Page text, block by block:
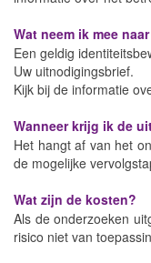
Wat neem ik mee
Een geldig
Uw uitnodigingsbrief.
Kijk bij de informatie
Wanneer krijg ik de
Het hangt af van het
de mogelijke
Wat zijn de kosten?
Als de onderzoeken
risico niet van